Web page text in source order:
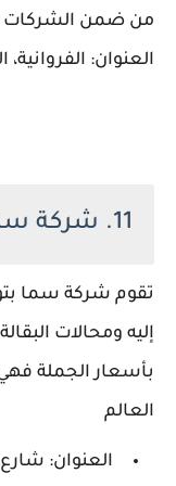
من ضمن الشركات
العنوان:
11. شركة سما فود للمواد الغذائية
تقوم شركة سما
إليه ومحالات
بأسعار الجملة
العالم
العنوان: شارع 88 الشويخ الصناعية، الكويت